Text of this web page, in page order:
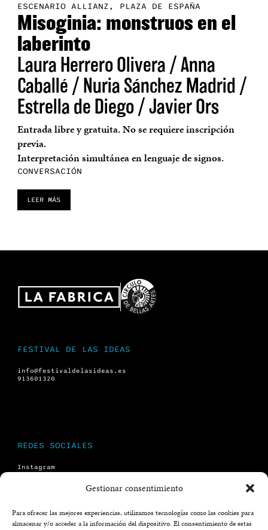
Gestionar consentimiento
Para ofrecer las mejores experiencias, utilizamos tecnologías como las cookies para
almacenar y/o acceder a la información del dispositivo. El consentimiento de estas
ESCENARIO ALLIANZ, PLAZA DE ESPAÑA
Misoginia: monstruos en el
laberinto
Laura Herrero Olivera / Anna
Caballé / Nuria Sánchez Madrid /
Estrella de Diego / Javier Ors
Entrada libre y gratuita. No se requiere inscripción
previa.
Interpretación simultánea en lenguaje de signos.
CONVERSACIÓN
LEER MÁS
FESTIVAL DE LAS IDEAS
info@festivaldelasideas.es
913601320
REDES SOCIALES
Instagram
Facebook